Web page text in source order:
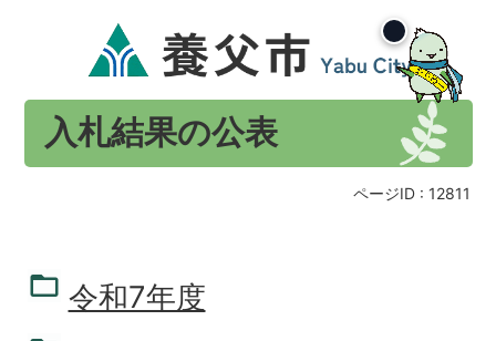
入札結果の公表
ページID : 12811
令和7年度